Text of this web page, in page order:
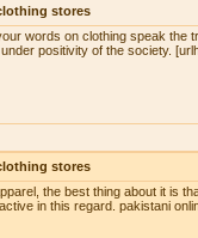
stores
words on clothing speak the
positivity of the society.
stores
the best thing about it is
in this regard. pakistani